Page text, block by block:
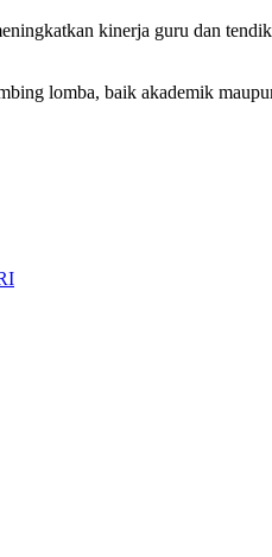
kinerja guru dan
lomba, baik akademik